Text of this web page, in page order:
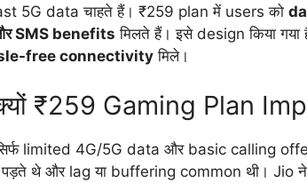
5G data चाहते हैं। ₹259 plan में users को
SMS benefits मिलते हैं। इसे design किया गया
free connectivity मिले।
₹259 Gaming Plan
limited 4G/5G data और basic calling
थे और lag या buffering common थी। Jio